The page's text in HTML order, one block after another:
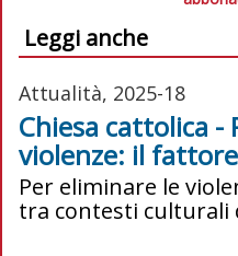
Leggi anche
Attualità, 2025-18
Chiesa cattolica -
violenze: il
Per eliminare le
tra contesti culturali